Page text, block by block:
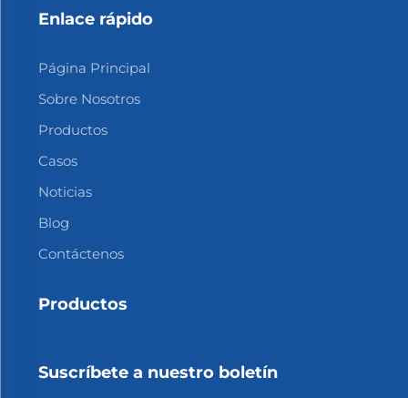
Enlace rápido
Página Principal
Sobre Nosotros
Productos
Casos
Noticias
Blog
Contáctenos
Productos
Suscríbete a nuestro boletín